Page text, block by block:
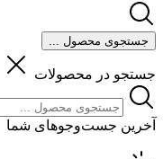
جستجوی محصول ...
جستجو در محصولات
آخرین جست‌وجوهای شما